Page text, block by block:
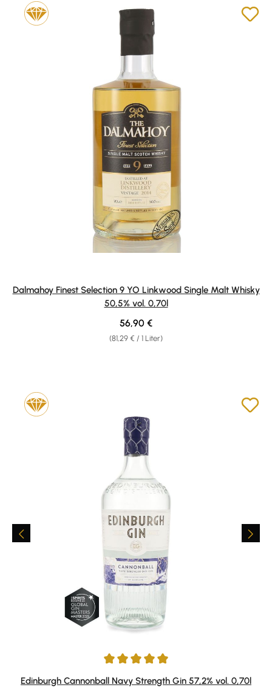
Dalmahoy Finest Selection 9 YO Linkwood Single Malt Whisky
50,5% vol. 0,70l
(81,29 € / 1 Liter)
Regulärer Preis:
56,90 €
Durchschnittliche Bewertung von 5 von 5 Sternen
Edinburgh Cannonball Navy Strength Gin 57,2% vol. 0,70l